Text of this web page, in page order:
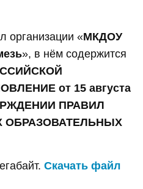
организации «МКДОУ
», в нём содержится
от 15 августа
ПРАВИЛ
ОБРАЗОВАТЕЛЬНЫХ
Скачать файл